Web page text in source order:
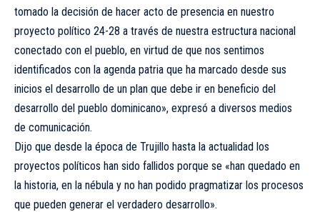
tomado la decisión de hacer acto de presencia en nuestro
proyecto político 24-28 a través de nuestra estructura nacional
conectado con el pueblo, en virtud de que nos sentimos
identificados con la agenda patria que ha marcado desde sus
inicios el desarrollo de un plan que debe ir en beneficio del
desarrollo del pueblo dominicano», expresó a diversos medios
de comunicación.
Dijo que desde la época de Trujillo hasta la actualidad los
proyectos políticos han sido fallidos porque se «han quedado en
la historia, en la nébula y no han podido pragmatizar los procesos
que pueden generar el verdadero desarrollo».